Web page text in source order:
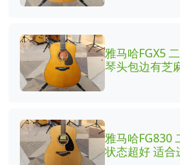
雅马哈FGX5
琴头包边有芝
雅马哈FG830
状态超好 适合